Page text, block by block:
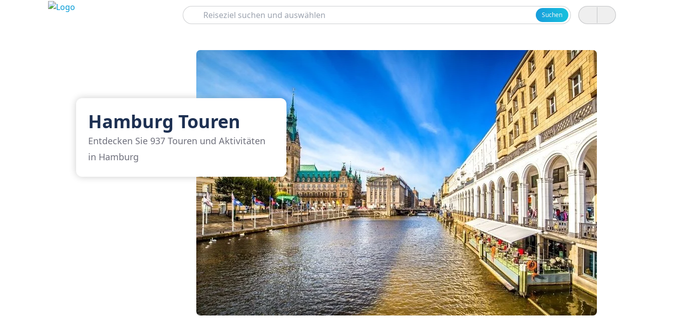
Suchen
Suchen
Hamburg Touren
Entdecken Sie 937 Touren und Aktivitäten
in Hamburg